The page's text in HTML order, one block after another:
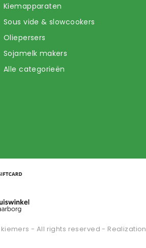
Kiemapparaten
Sous vide & slowcookers
Oliepersers
Sojamelk makers
Alle categorieën
- All rights reserved - Realization